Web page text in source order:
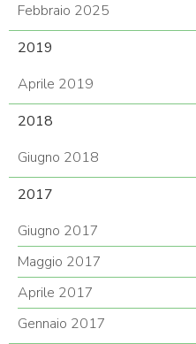
Febbraio 2025
2019
Aprile 2019
2018
Giugno 2018
2017
Giugno 2017
Maggio 2017
Aprile 2017
Gennaio 2017